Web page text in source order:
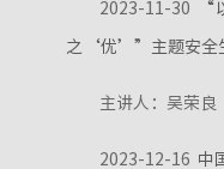
2023-11-30 “
之‘优’”主题安全
主讲人：吴荣良
2023-12-16 中